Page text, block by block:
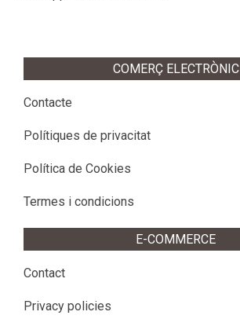
COMERÇ ELECTRÒNIC
Contacte
Polítiques de privacitat
Política de Cookies
Termes i condicions
E-COMMERCE
Contact
Privacy policies